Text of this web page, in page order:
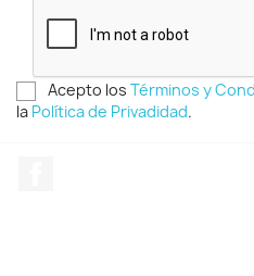
Acepto los Términos y
la Política de Privadidad.